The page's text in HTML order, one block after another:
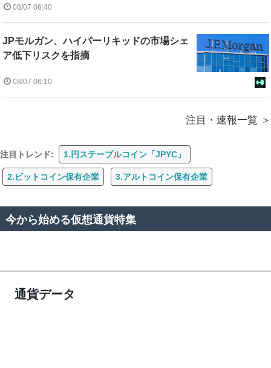
08/07 06:40
JPモルガン、ハイパーリキッドの市場シェ
ア低下リスクを指摘
08/07 06:10
注目・速報一覧
注目トレンド: 1.円ステーブルコイン「JPYC」
2.ビットコイン保有企業 3.アルトコイン保有企業
今から始める仮想通貨特集
通貨データ